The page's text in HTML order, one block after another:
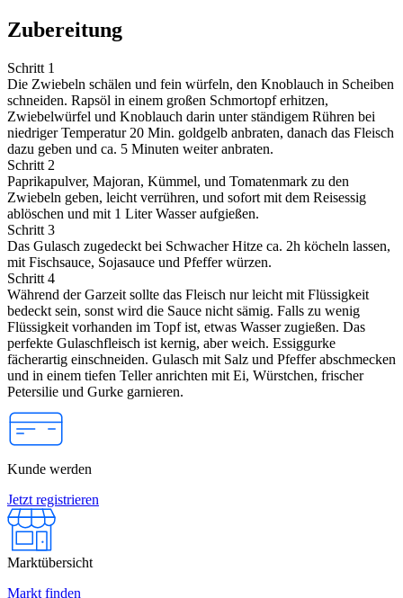
Zubereitung
Schritt 1
Die Zwiebeln schälen und fein würfeln, den Knoblauch in Scheiben
schneiden. Rapsöl in einem großen Schmortopf erhitzen,
Zwiebelwürfel und Knoblauch darin unter ständigem Rühren bei
niedriger Temperatur 20 Min. goldgelb anbraten, danach das Fleisch
dazu geben und ca. 5 Minuten weiter anbraten.
Schritt 2
Paprikapulver, Majoran, Kümmel, und Tomatenmark zu den
Zwiebeln geben, leicht verrühren, und sofort mit dem Reisessig
ablöschen und mit 1 Liter Wasser aufgießen.
Schritt 3
Das Gulasch zugedeckt bei Schwacher Hitze ca. 2h köcheln lassen,
mit Fischsauce, Sojasauce und Pfeffer würzen.
Schritt 4
Während der Garzeit sollte das Fleisch nur leicht mit Flüssigkeit
bedeckt sein, sonst wird die Sauce nicht sämig. Falls zu wenig
Flüssigkeit vorhanden im Topf ist, etwas Wasser zugießen. Das
perfekte Gulaschfleisch ist kernig, aber weich. Essiggurke
fächerartig einschneiden. Gulasch mit Salz und Pfeffer abschmecken
und in einem tiefen Teller anrichten mit Ei, Würstchen, frischer
Petersilie und Gurke garnieren.
Kunde werden
Jetzt registrieren
Marktübersicht
Markt finden